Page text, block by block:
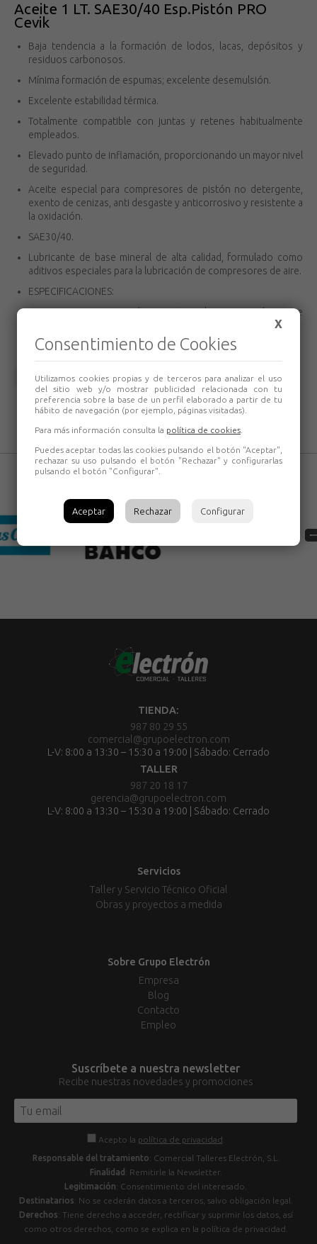
Aceite 1 LT. SAE30/40 Esp.Pistón PRO
Cevik
Baja tendencia a la formación de lodos, lacas, depósitos y
residuos carbonosos.
Mínima formación de espumas; excelente desemulsión.
Excelente estabilidad térmica.
Totalmente compatible con juntas y retenes habitualmente
empleados.
Elevado punto de inflamación, proporcionando un mayor nivel
de seguridad.
Aceite especial para compresores de pistón no detergente,
exento de cenizas, anti desgaste y anticorrosivo y resistente a
la oxidación.
SAE30/40.
Lubricante de base mineral de alta calidad, formulado como
aditivos especiales para la lubricación de compresores de aire.
ESPECIFICACIONES:
DIN51506 VC-L, VD-L (temperatura de compresión entre
Volver
TIENDA:
987 80 29 55
comercial@grupoelectron.com
L-V: 8:00 a 13:30 – 15:30 a 19:00 | Sábado: Cerrado
TALLER
987 20 18 17
gerencia@grupoelectron.com
L-V: 8:00 a 13:30 – 15:30 a 19:00 | Sábado: Cerrado
Servicios
Taller y Servicio Técnico Oficial
Obras y proyectos a medida
Sobre Grupo Electrón
Empresa
Blog
Contacto
Empleo
Suscríbete a nuestra newsletter
Recibe nuestras novedades y promociones
Acepto la política de privacidad
Responsable del tratamiento: Comercial Talleres Electrón, S.L.
Finalidad : Remitirle la Newsletter.
Legitimación: Consentimiento del interesado.
Destinatarios: No se cederán datos a terceros, salvo obligación legal.
Derechos: Tiene derecho a acceder, rectificar y suprimir los datos, así
como otros derechos, como se explica en la política de privacidad.
X
Consentimiento de Cookies
Utilizamos cookies propias y de terceros para analizar el uso
del sitio web y/o mostrar publicidad relacionada con tu
preferencia sobre la base de un perfil elaborado a partir de tu
hábito de navegación (por ejemplo, páginas visitadas).
Para más información consulta la política de cookies
Puedes aceptar todas las cookies pulsando el botón "Aceptar",
rechazar su uso pulsando el botón "Rechazar" y configurarlas
pulsando el botón "Configurar".
Aceptar Rechazar Configurar